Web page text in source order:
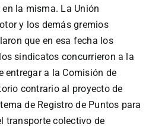
la misma. La Unión
y los demás gremios
que en esa fecha los
sindicatos concurrieron a la
entregar a la Comisión de
contrario al proyecto de
de Registro de Puntos para
transporte colectivo de